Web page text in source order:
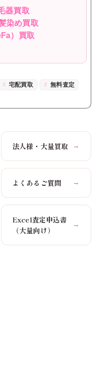
器買取
染め買取
）買取
宅配買取
無料査定
法人様・大量買取 →
よくあるご質問 →
Excel査定申込書
（大量向け）
→